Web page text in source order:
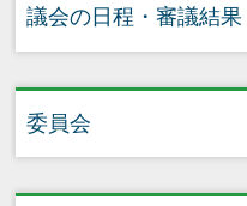
議会の日程・審議結果
委員会